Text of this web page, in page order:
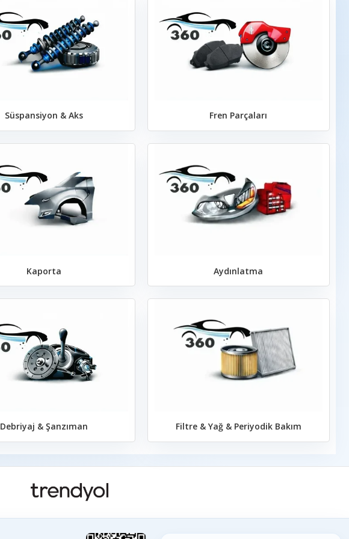
Süspansiyon & Aks Fren Parçaları
Kaporta Aydınlatma
Debriyaj & Şanzıman Filtre & Yağ & Periyodik Bakım